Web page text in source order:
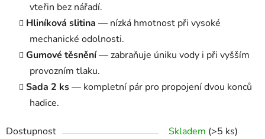
vteřin bez nářadí.
Hliníková slitina — nízká hmotnost při vysoké
mechanické odolnosti.
Gumové těsnění— zabraňuje úniku vody i při vyšším
provozním tlaku.
Sada 2 ks— kompletní pár pro propojení dvou konců
hadice.
Dostupnost Skladem (>5 ks)